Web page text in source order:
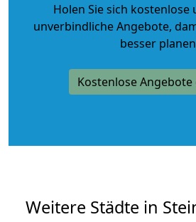
Holen Sie sich
unverbindliche Angebote,
besser
Kostenlose
Weitere Städte in